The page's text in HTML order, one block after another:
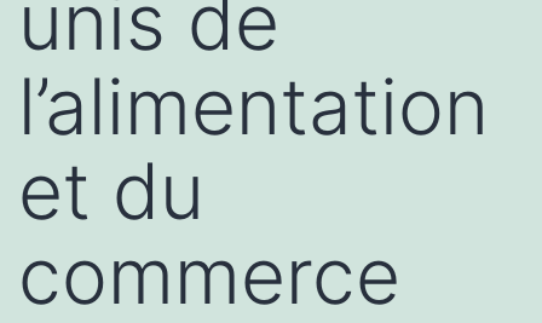
unis de
l’alimentation
et du
commerce